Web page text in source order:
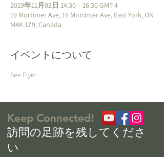
2019年11月02日 14:30 – 16:30 GMT-4
19 Mortimer Ave, 19 Mortimer Ave, East York, ON
M4K 1Z9, Canada
イベントについて
See Flyer
Keep Connected!
​訪問の足跡を残してくださ
い